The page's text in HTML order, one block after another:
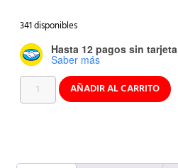
341 disponibles
Hasta 12 pagos sin tarjeta
Saber más
AÑADIR AL CARRITO